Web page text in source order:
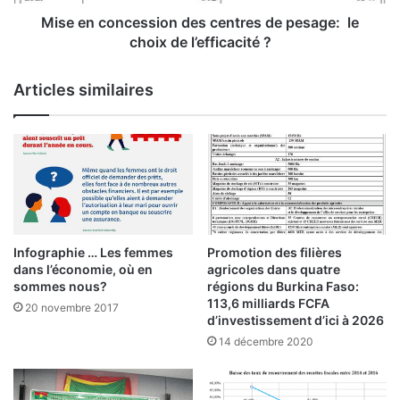
i
o
n
t
r
e
p
e
Mise en concession des centres de pesage: le
choix de l’efficacité ?
Articles similaires
Infographie … Les femmes
dans l’économie, où en
sommes nous?
20 novembre 2017
Promotion des filières
agricoles dans quatre
régions du Burkina Faso:
113,6 milliards FCFA
d’investissement d’ici à 2026
14 décembre 2020